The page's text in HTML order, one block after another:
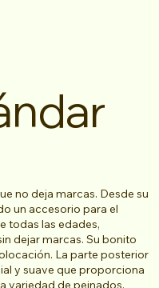
no deja marcas. Desde su
un accesorio para el
todas las edades,
dejar marcas. Su bonito
La parte posterior
y suave que proporciona
variedad de peinados.